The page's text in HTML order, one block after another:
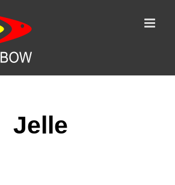
Jelle